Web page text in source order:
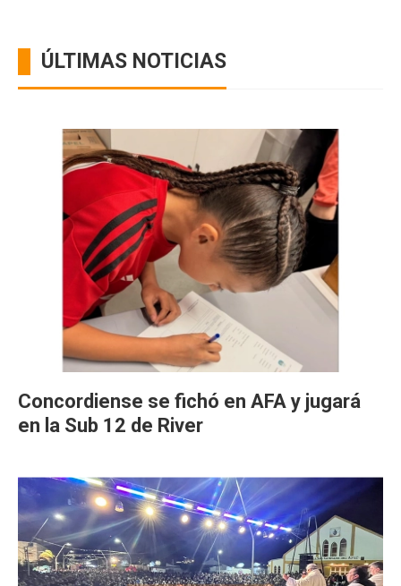
ÚLTIMAS NOTICIAS
Concordiense se fichó en AFA y jugará
en la Sub 12 de River